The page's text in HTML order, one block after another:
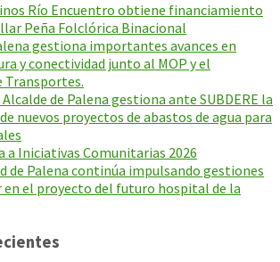
Río Encuentro obtiene financiamiento
Peña Folclórica Binacional
gestiona importantes avances en
y conectividad junto al MOP y el
Transportes.
de Palena gestiona ante SUBDERE la
nuevos proyectos de abastos de agua para
a Iniciativas Comunitarias 2026
de Palena continúa impulsando gestiones
en el proyecto del futuro hospital de la